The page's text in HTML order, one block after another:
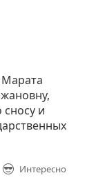
Марата
и
Интересно